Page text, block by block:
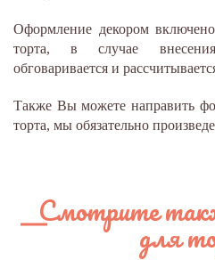
Оформление декором
торта, в случае
обговаривается и
Также Вы можете направить
торта, мы обязательно
Смотрите
для